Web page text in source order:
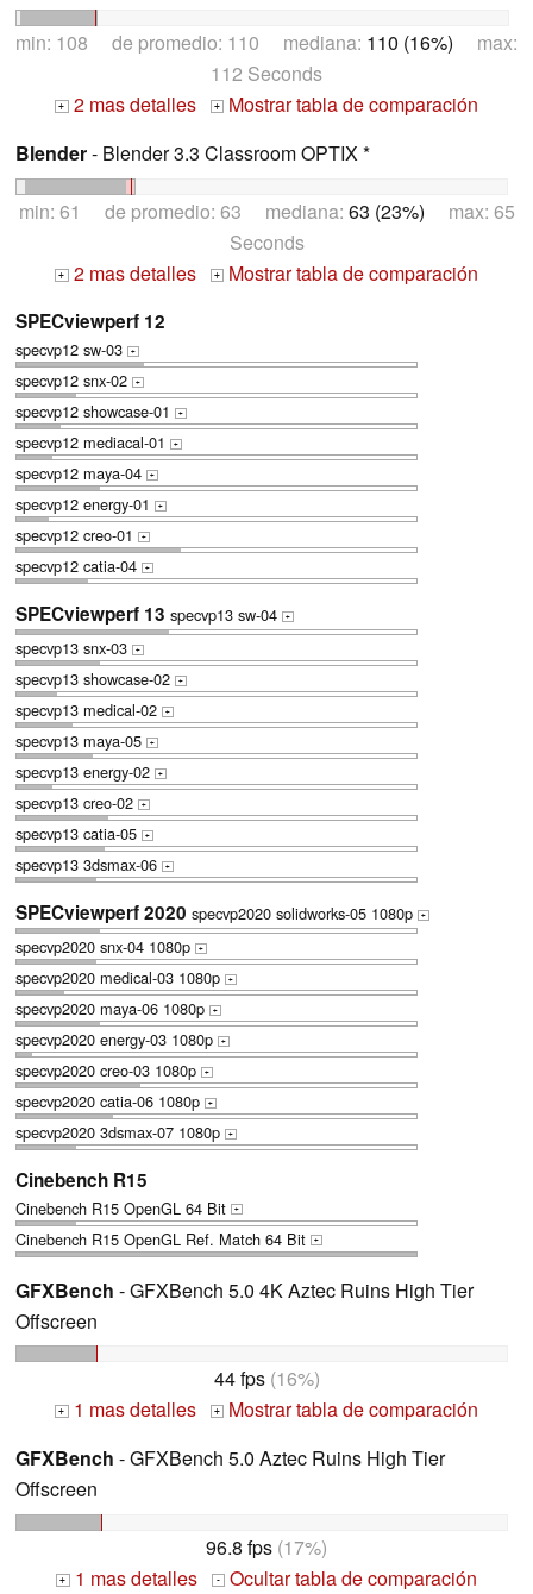
min: 108 de promedio: 110 mediana: 110 (16%) max:
112 Seconds
+ 2 mas detalles +
Mostrar tabla de comparación
Blender- Blender 3.3 Classroom OPTIX *
min: 61 de promedio: 63 mediana: 63 (23%) max: 65
Seconds
+ 2 mas detalles + Mostrar tabla de comparación
SPECviewperf 12
specvp12 sw-03 +
specvp12 snx-02 +
specvp12 showcase-01 +
specvp12 mediacal-01 +
specvp12 maya-04 +
specvp12 energy-01 +
specvp12 creo-01 +
specvp12 catia-04 +
SPECviewperf 13 specvp13 sw-04 +
specvp13 snx-03 +
specvp13 showcase-02 +
specvp13 medical-02 +
specvp13 maya-05 +
specvp13 energy-02 +
specvp13 creo-02 +
specvp13 catia-05 +
specvp13 3dsmax-06 +
SPECviewperf 2020 specvp2020 solidworks-05 1080p +
specvp2020 snx-04 1080p +
specvp2020 medical-03 1080p +
specvp2020 maya-06 1080p +
specvp2020 energy-03 1080p +
specvp2020 creo-03 1080p +
specvp2020 catia-06 1080p +
specvp2020 3dsmax-07 1080p +
Cinebench R15
Cinebench R15 OpenGL 64 Bit +
Cinebench R15 OpenGL Ref. Match 64 Bit +
GFXBench - GFXBench 5.0 4K Aztec Ruins High Tier
Offscreen
44 fps(16%)
+ 1 mas detalles +
Mostrar tabla de comparación
GFXBench - GFXBench 5.0 Aztec Ruins High Tier
Offscreen
96.8 fps (17%)
+ 1 mas detalles - Ocultar tabla de comparación